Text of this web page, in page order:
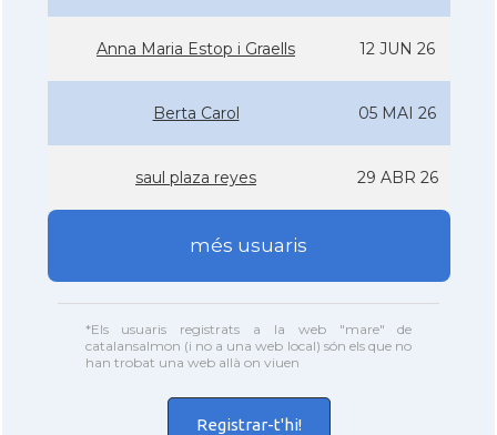
Anna Maria Estop i Graells 12 JUN 26
Berta Carol 05 MAI 26
saul plaza reyes 29 ABR 26
més usuaris
*Els usuaris registrats a la web "mare" de
catalansalmon (i no a una web local) són els que no
han trobat una web allà on viuen
Registrar-t'hi!